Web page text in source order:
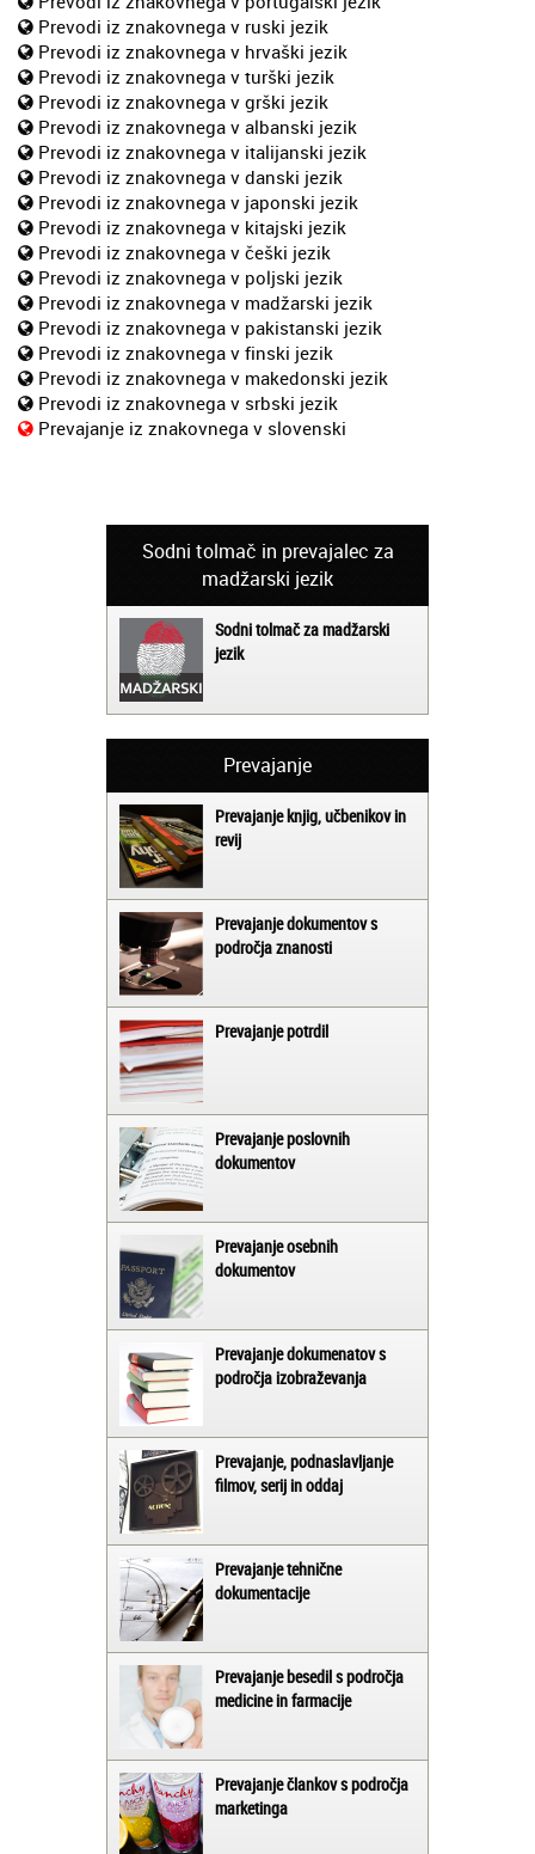
Prevodi iz znakovnega v ruski jezik
Prevodi iz znakovnega v hrvaški jezik
Prevodi iz znakovnega v turški jezik
Prevodi iz znakovnega v grški jezik
Prevodi iz znakovnega v albanski jezik
Prevodi iz znakovnega v italijanski jezik
Prevodi iz znakovnega v danski jezik
Prevodi iz znakovnega v japonski jezik
Prevodi iz znakovnega v kitajski jezik
Prevodi iz znakovnega v češki jezik
Prevodi iz znakovnega v poljski jezik
Prevodi iz znakovnega v madžarski jezik
Prevodi iz znakovnega v pakistanski jezik
Prevodi iz znakovnega v finski jezik
Prevodi iz znakovnega v makedonski jezik
Prevodi iz znakovnega v srbski jezik
Prevajanje iz znakovnega v slovenski
Sodni tolmač in prevajalec za
madžarski jezik
Sodni tolmač za madžarski
jezik
Prevajanje
Prevajanje knjig, učbenikov in
revij
Prevajanje dokumentov s
področja znanosti
Prevajanje potrdil
Prevajanje poslovnih
dokumentov
Prevajanje osebnih
dokumentov
Prevajanje dokumenatov s
področja izobraževanja
Prevajanje, podnaslavljanje
filmov, serij in oddaj
Prevajanje tehnične
dokumentacije
Prevajanje besedil s področja
medicine in farmacije
Prevajanje člankov s področja
marketinga